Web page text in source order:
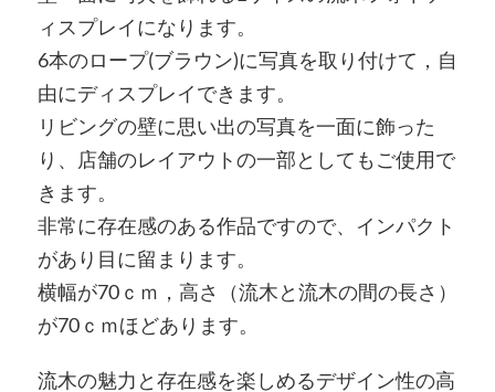
ィスプレイになります。
6本のロープ(ブラウン)に写真を取り付けて，自
由にディスプレイできます。
リビングの壁に思い出の写真を一面に飾った
り、店舗のレイアウトの一部としてもご使用で
きます。
非常に存在感のある作品ですので、インパクト
があり目に留まります。
横幅が70ｃｍ，高さ（流木と流木の間の長さ）
が70ｃｍほどあります。
流木の魅力と存在感を楽しめるデザイン性の高